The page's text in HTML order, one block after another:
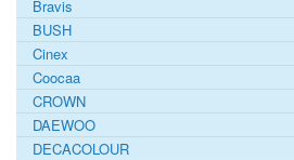
Bravis
BUSH
Cinex
Coocaa
CROWN
DAEWOO
DECACOLOUR